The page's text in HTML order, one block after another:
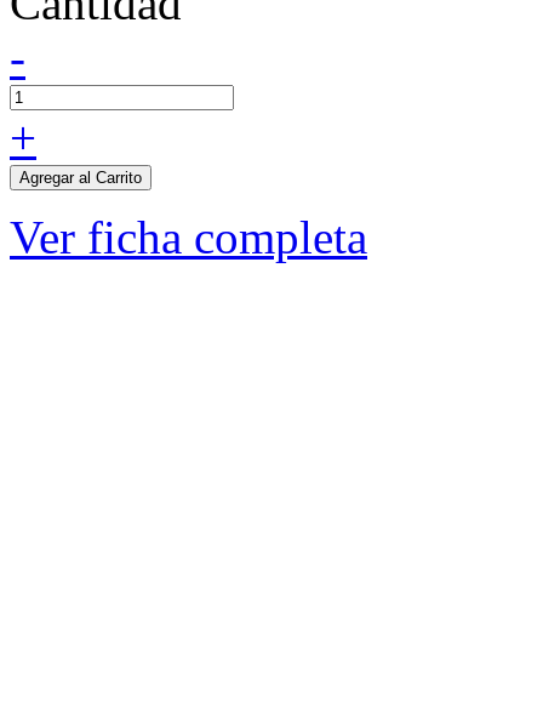
-
+
Agregar al Carrito
Ver ficha completa